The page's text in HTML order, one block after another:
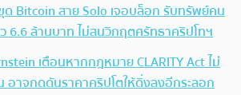
Bitcoin สาย Solo เจอบล็อก รับทรัพย์คน
6.6 ล้านบาท ไม่สนวิกฤตศรัทธาคริปโทฯ
เตือนหากกฎหมาย CLARITY Act ไม่
อาจกดดันราคาคริปโตให้ดิ่งลงอีกระลอก